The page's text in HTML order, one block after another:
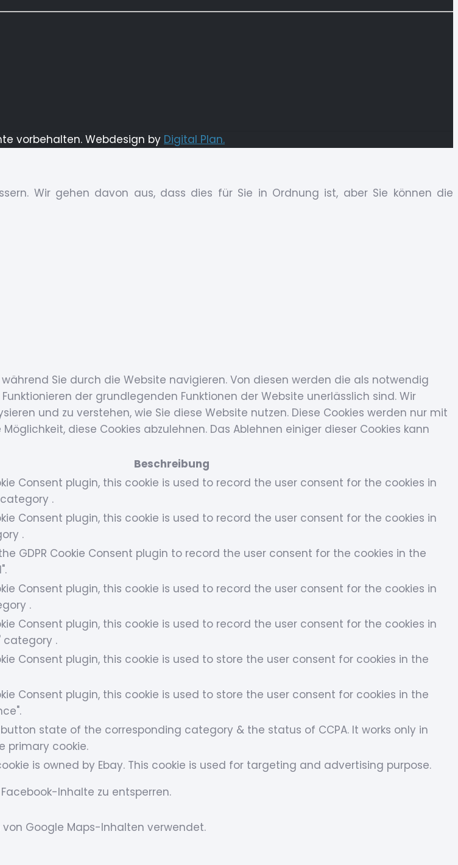
vorbehalten. Webdesign by Digital Plan.
Wir gehen davon aus, dass dies für Sie in Ordnung ist, aber Sie können die
Sie durch die Website navigieren. Von diesen werden die als notwendig
der grundlegenden Funktionen der Website unerlässlich sind. Wir
und zu verstehen, wie Sie diese Website nutzen. Diese Cookies werden nur mit
diese Cookies abzulehnen. Das Ablehnen einiger dieser Cookies kann
Beschreibung
Consent plugin, this cookie is used to record the user consent for the cookies in
.
Consent plugin, this cookie is used to record the user consent for the cookies in
.
GDPR Cookie Consent plugin to record the user consent for the cookies in the
Consent plugin, this cookie is used to record the user consent for the cookies in
.
Consent plugin, this cookie is used to record the user consent for the cookies in
category .
Consent plugin, this cookie is used to store the user consent for cookies in the
Consent plugin, this cookie is used to store the user consent for cookies in the
state of the corresponding category & the status of CCPA. It works only in
primary cookie.
is owned by Ebay. This cookie is used for targeting and advertising purpose.
Inhalte zu entsperren.
von Google Maps-Inhalten verwendet.